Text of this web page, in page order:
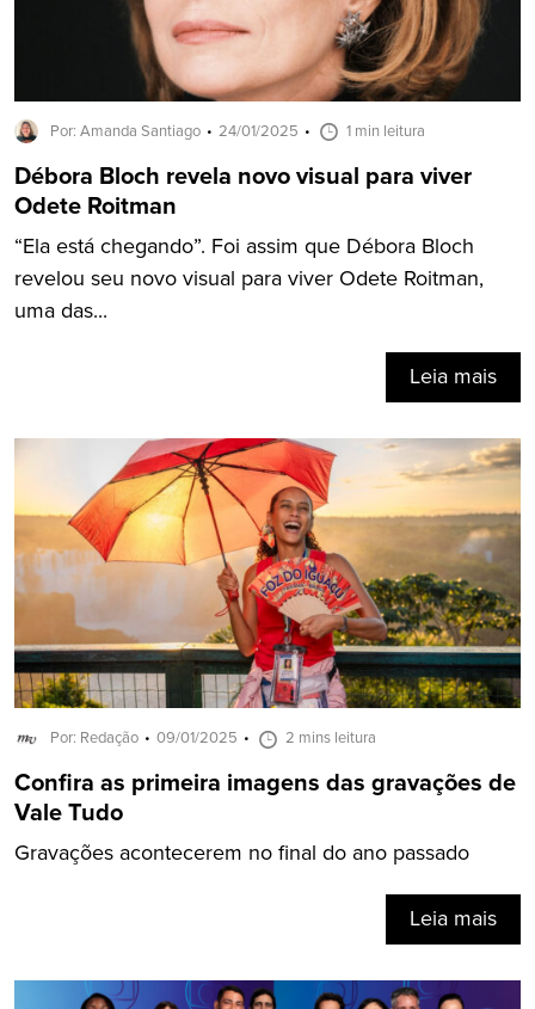
Por: Amanda Santiago 24/01/2025 1 min leitura
Débora Bloch revela novo visual para viver
Odete Roitman
“Ela está chegando”. Foi assim que Débora Bloch
revelou seu novo visual para viver Odete Roitman,
uma das...
Leia mais
Por: Redação 09/01/2025 2 mins leitura
Confira as primeira imagens das gravações de
Vale Tudo
Gravações acontecerem no final do ano passado
Leia mais